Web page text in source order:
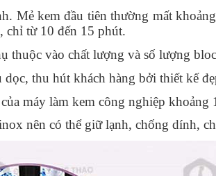
Mẻ kem đầu tiên thường mất
chỉ từ 10 đến 15 phút.
thuộc vào chất lượng và số lượng
thu hút khách hàng bởi thiết kế
máy làm kem công nghiệp khoảng
nên có thể giữ lạnh, chống dính,